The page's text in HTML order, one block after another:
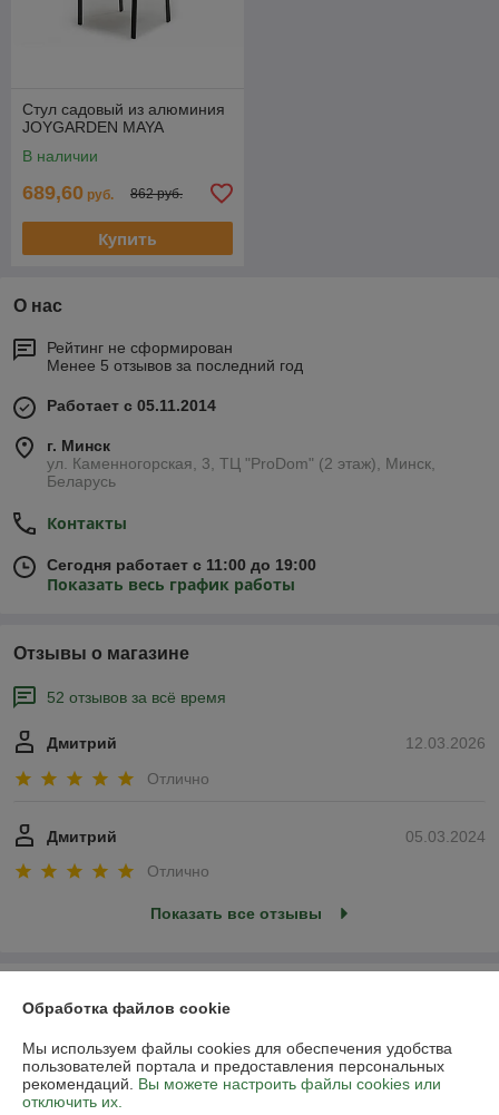
Стул садовый из алюминия
JOYGARDEN MAYA
В наличии
689,60 руб. 862 руб.
Купить
О нас
Рейтинг не сформирован
Менее 5 отзывов за последний год
Работает с 05.11.2014
г. Минск
ул. Каменногорская, 3, ТЦ "ProDom" (2 этаж), Минск,
Беларусь
Контакты
Сегодня работает с 11:00 до 19:00
Показать весь график работы
Отзывы о магазине
52 отзывов за всё время
12.03.2026
Дмитрий
Отлично
05.03.2024
Дмитрий
Отлично
Показать все отзывы
Контакты
Доставка и оплата
Обработка файлов cookie
Мы используем файлы cookies для обеспечения удобства
пользователей портала и предоставления персональных
рекомендаций. Вы можете настроить файлы cookies или
отключить их.